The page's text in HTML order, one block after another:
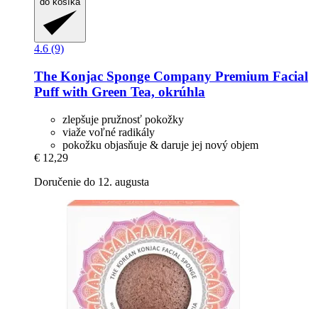
4.6 (9)
The Konjac Sponge Company Premium Facial
Puff with Green Tea, okrúhla
zlepšuje pružnosť pokožky
viaže voľné radikály
pokožku objasňuje & daruje jej nový objem
€ 12,29
Doručenie do 12. augusta